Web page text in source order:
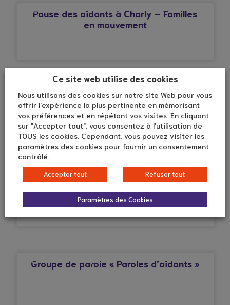
CHARLY
Pause des aidants à Charly – Familles
en mouvement
ALBIGNY-SUR-SAÔNE
© Droits réservés*
Cap Family : accompagnement sur
mesure du handicap au domicile,
d’enfants et d’adultes
ALBIGNY-SUR-SAÔNE
Accueil Séquentiel de l’EHPAD Camille
Claudel
AFFECTION CARDIAQUE
Groupe de parole « Paroles d’aidants »
Ce site web utilise des cookies
Nous utilisons des cookies sur notre site Web pour vous
offrir l'expérience la plus pertinente en mémorisant
vos préférences et en répétant vos visites. En cliquant
sur "Accepter tout", vous consentez à l'utilisation de
TOUS les cookies. Cependant, vous pouvez visiter les
paramètres des cookies pour fournir un consentement
contrôlé.
Accepter tout Refuser tout
Paramètres des Cookies